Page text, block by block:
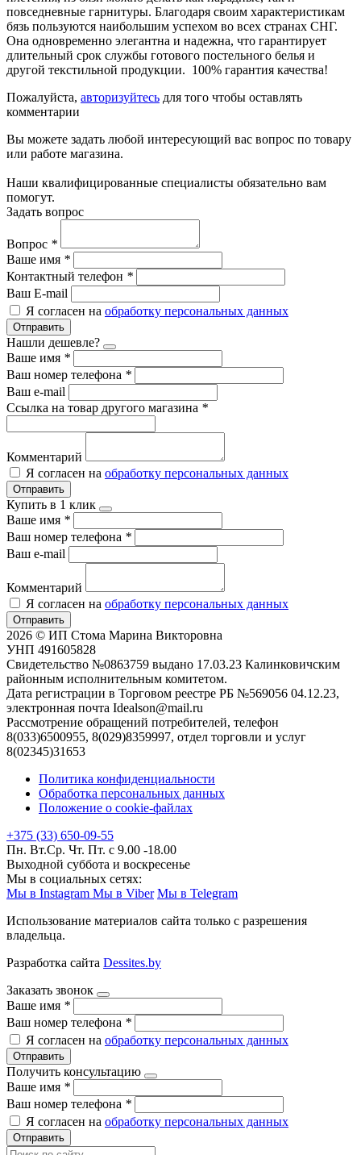
повседневные гарнитуры. Благодаря своим характеристикам
бязь пользуются наибольшим успехом во всех странах СНГ.
Она одновременно элегантна и надежна, что гарантирует
длительный срок службы готового постельного белья и
другой текстильной продукции. 100% гарантия качества!
Пожалуйста, авторизуйтесь для того чтобы оставлять
комментарии
Вы можете задать любой интересующий вас вопрос по товару
или работе магазина.
Наши квалифицированные специалисты обязательно вам
помогут.
Задать вопрос
Вопрос *
Ваше имя *
Контактный телефон *
Ваш E-mail
Я согласен на обработку персональных данных
Отправить
Нашли дешевле?
Ваше имя *
Ваш номер телефона *
Ваш e-mail
Ссылка на товар другого магазина *
Комментарий
Я согласен на обработку персональных данных
Отправить
Купить в 1 клик
Ваше имя *
Ваш номер телефона *
Ваш e-mail
Комментарий
Я согласен на обработку персональных данных
Отправить
2026 © ИП Стома Марина Викторовна
УНП 491605828
Свидетельство №0863759 выдано 17.03.23 Калинковичским
районным исполнительным комитетом.
Дата регистрации в Торговом реестре РБ №569056 04.12.23,
электронная почта Idealson@mail.ru
Рассмотрение обращений потребителей, телефон
8(033)6500955, 8(029)8359997, отдел торговли и услуг
8(02345)31653
Политика конфиденциальности
Обработка персональных данных
Положение о cookie-файлах
+375 (33) 650-09-55
Пн. Вт.Ср. Чт. Пт. с 9.00 -18.00
Выходной суббота и воскресенье
Мы в социальных сетях:
Мы в Instagram Мы в Viber Мы в Telegram
Использование материалов сайта только с разрешения
владельца.
Разработка сайта Dessites.by
Заказать звонок
Ваше имя *
Ваш номер телефона *
Я согласен на обработку персональных данных
Отправить
Получить консультацию
Ваше имя *
Ваш номер телефона *
Я согласен на обработку персональных данных
Отправить